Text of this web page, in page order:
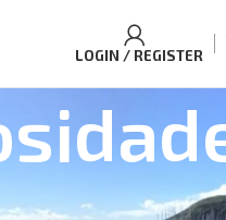
LOGIN / REGISTER
AND